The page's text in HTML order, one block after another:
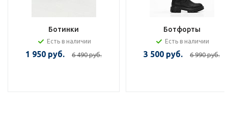
Ботинки
Есть в наличии
1 950 руб. 6 490 руб.
Ботфорты
Есть в наличии
3 500 руб. 6 990 руб.